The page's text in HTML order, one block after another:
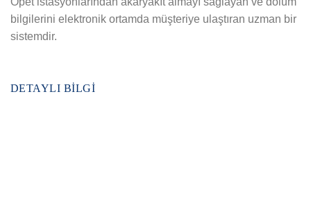
bilgilerini elektronik ortamda müşteriye ulaştıran uzman bir
sistemdir.
DETAYLI BILGI